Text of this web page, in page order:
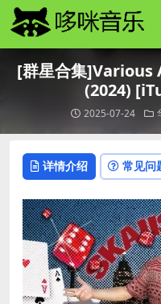
[群星合集]Various
(2024)
2025-07-24
详情介绍 常见问